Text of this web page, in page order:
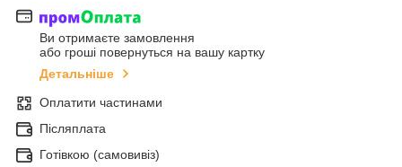
Ви отримаєте замовлення
або гроші повернуться на вашу картку
Детальніше
Оплатити частинами
Післяплата
Готівкою (самовивіз)